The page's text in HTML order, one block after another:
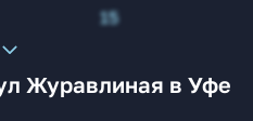
15
Журавлиная в Уфе